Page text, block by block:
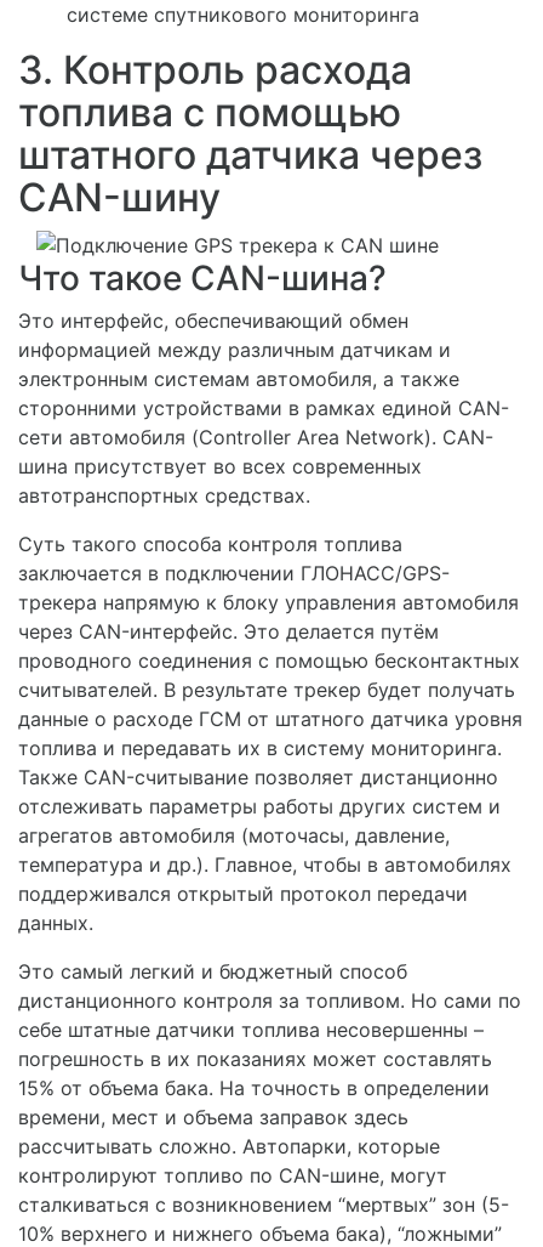
системе спутникового мониторинга
3. Контроль расхода
топлива с помощью
штатного датчика через
CAN-шину
Что такое CAN-шина?
Это интерфейс, обеспечивающий обмен
информацией между различным датчикам и
электронным системам автомобиля, а также
сторонними устройствами в рамках единой CAN-
сети автомобиля (Controller Area Network). CAN-
шина присутствует во всех современных
автотранспортных средствах.
Суть такого способа контроля топлива
заключается в подключении ГЛОНАСС/GPS-
трекера напрямую к блоку управления автомобиля
через CAN-интерфейс. Это делается путём
проводного соединения с помощью бесконтактных
считывателей. В результате трекер будет получать
данные о расходе ГСМ от штатного датчика уровня
топлива и передавать их в систему мониторинга.
Также CAN-считывание позволяет дистанционно
отслеживать параметры работы других систем и
агрегатов автомобиля (моточасы, давление,
температура и др.). Главное, чтобы в автомобилях
поддерживался открытый протокол передачи
данных.
Это самый легкий и бюджетный способ
дистанционного контроля за топливом. Но сами по
себе штатные датчики топлива несовершенны –
погрешность в их показаниях может составлять
15% от объема бака. На точность в определении
времени, мест и объема заправок здесь
рассчитывать сложно. Автопарки, которые
контролируют топливо по CAN-шине, могут
сталкиваться с возникновением “мертвых” зон (5-
10% верхнего и нижнего объема бака), “ложными”